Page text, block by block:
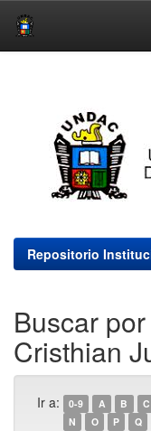
Repositorio
Buscar
Cristhian
Ir a: 0-9 A B C
N
O P Q